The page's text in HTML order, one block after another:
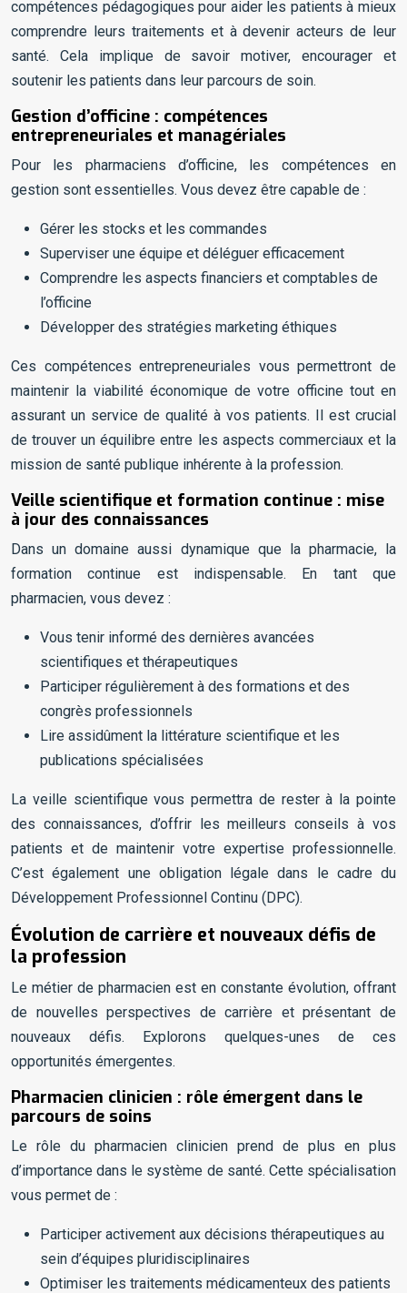
compétences pédagogiques pour aider les patients à mieux
comprendre leurs traitements et à devenir acteurs de leur
santé. Cela implique de savoir motiver, encourager et
soutenir les patients dans leur parcours de soin.
Gestion d’officine : compétences
entrepreneuriales et managériales
Pour les pharmaciens d’officine, les compétences en
gestion sont essentielles. Vous devez être capable de :
Gérer les stocks et les commandes
Superviser une équipe et déléguer efficacement
Comprendre les aspects financiers et comptables de
l’officine
Développer des stratégies marketing éthiques
Ces compétences entrepreneuriales vous permettront de
maintenir la viabilité économique de votre officine tout en
assurant un service de qualité à vos patients. Il est crucial
de trouver un équilibre entre les aspects commerciaux et la
mission de santé publique inhérente à la profession.
Veille scientifique et formation continue : mise
à jour des connaissances
Dans un domaine aussi dynamique que la pharmacie, la
formation continue est indispensable. En tant que
pharmacien, vous devez :
Vous tenir informé des dernières avancées
scientifiques et thérapeutiques
Participer régulièrement à des formations et des
congrès professionnels
Lire assidûment la littérature scientifique et les
publications spécialisées
La veille scientifique vous permettra de rester à la pointe
des connaissances, d’offrir les meilleurs conseils à vos
patients et de maintenir votre expertise professionnelle.
C’est également une obligation légale dans le cadre du
Développement Professionnel Continu (DPC).
Évolution de carrière et nouveaux défis de
la profession
Le métier de pharmacien est en constante évolution, offrant
de nouvelles perspectives de carrière et présentant de
nouveaux défis. Explorons quelques-unes de ces
opportunités émergentes.
Pharmacien clinicien : rôle émergent dans le
parcours de soins
Le rôle du pharmacien clinicien prend de plus en plus
d’importance dans le système de santé. Cette spécialisation
vous permet de :
Participer activement aux décisions thérapeutiques au
sein d’équipes pluridisciplinaires
Optimiser les traitements médicamenteux des patients